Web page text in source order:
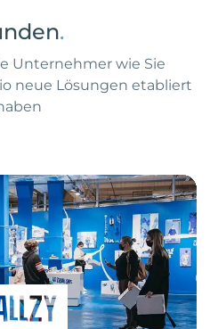
.
Unternehmer wie Sie
neue Lösungen etabliert